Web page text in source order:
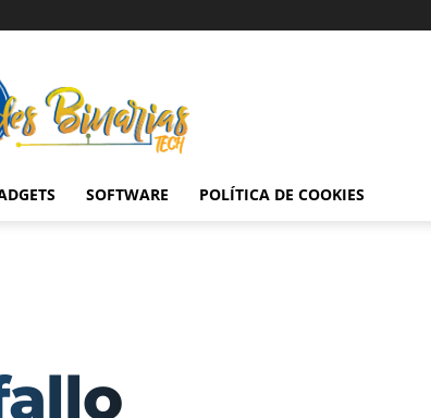
Binarias
Tech
SOFTWARE POLÍTICA DE COOKIES